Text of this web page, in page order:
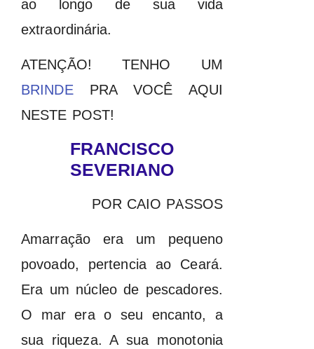
ao longo de sua vida
extraordinária.
ATENÇÃO! TENHO UM
BRINDEPRA VOCÊ AQUI
NESTE POST!
FRANCISCO
SEVERIANO
POR CAIO PASSOS
Amarração era um pequeno
povoado, pertencia ao Ceará.
Era um núcleo de pescadores.
O mar era o seu encanto, a
sua riqueza. A sua monotonia